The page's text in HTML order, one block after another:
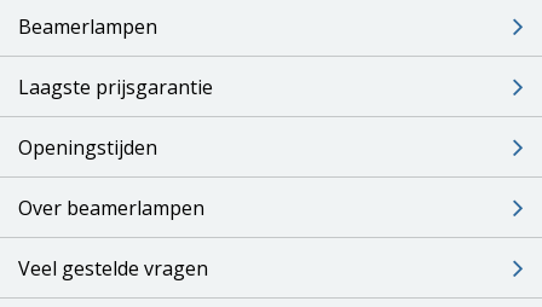
Beamerlampen
Laagste prijsgarantie
Openingstijden
Over beamerlampen
Veel gestelde vragen